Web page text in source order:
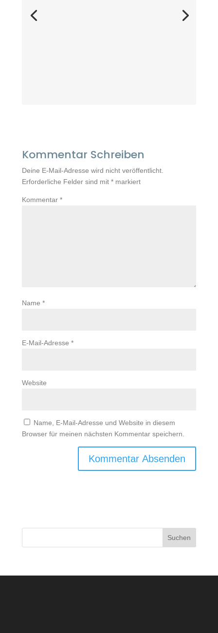
Kommentar Schreiben
Deine E-Mail-Adresse wird nicht veröffentlicht.
Erforderliche Felder sind mit *markiert
Kommentar *
Name *
E-Mail-Adresse *
Website
Name, E-Mail-Adresse und Website in diesem
Browser für meinen nächsten Kommentar speichern.
Suchen